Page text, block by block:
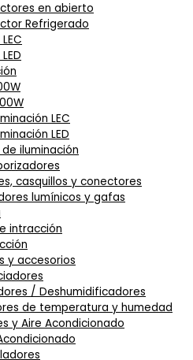
en abierto
Refrigerado
LEC
LED
iluminación
casquillos y conectores
lumínicos y gafas
intracción
y accesorios
/ Deshumidificadores
de temperatura y humedad
y Aire Acondicionado